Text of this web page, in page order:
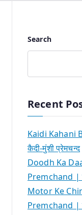
Search
Recent
Kaidi Kahani
कैदी-मुंशी प्रेमचन्द
Doodh Ka
Premchand |
Motor Ke
Premchand |